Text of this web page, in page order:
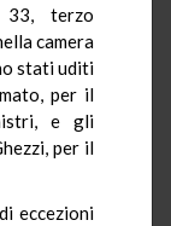
33, terzo
camera
stati uditi
per il
e gli
per il
eccezioni